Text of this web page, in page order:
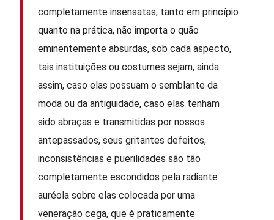
completamente insensatas, tanto em princípio
quanto na prática, não importa o quão
eminentemente absurdas, sob cada aspecto,
tais instituições ou costumes sejam, ainda
assim, caso elas possuam o semblante da
moda ou da antiguidade, caso elas tenham
sido abraças e transmitidas por nossos
antepassados, seus gritantes defeitos,
inconsistências e puerilidades são tão
completamente escondidos pela radiante
auréola sobre elas colocada por uma
veneração cega, que é praticamente